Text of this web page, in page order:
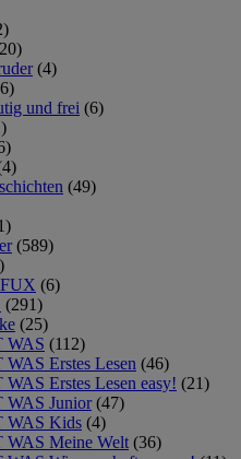
(4)
und frei (6)
(49)
(589)
(6)
(291)
(25)
WAS (112)
Erstes Lesen (46)
Erstes Lesen easy! (21)
WAS Junior (47)
WAS Kids (4)
WAS Meine Welt (36)